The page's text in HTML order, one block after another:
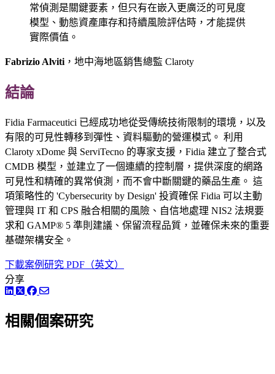
常偵測是關鍵要素，但只有在嵌入更廣泛的可見度
模型、動態資產庫存和持續風險評估時，才能提供
實際價值。
Fabrizio Alviti ，地中海地區銷售總監 Claroty
結論
Fidia Farmaceutici 已經成功地從受傳統技術限制的環境，以及
有限的可見性轉移到彈性、資料驅動的營運模式。 利用
Claroty xDome 與 ServiTecno 的專家支援，Fidia 建立了整合式
CMDB 模型，並建立了一個連續的控制層，提供深度的網路
可見性和精確的異常偵測，而不會中斷關鍵的藥品生產。 這
項策略性的 'Cybersecurity by Design' 投資確保 Fidia 可以主動
管理與 IT 和 CPS 融合相關的風險、自信地處理 NIS2 法規要
求和 GAMP® 5 準則建議、保留流程品質，並確保未來的重要
基礎架構安全。
下載案例研究 PDF（英文）
分享
LinkedIn
TwitterFacebook
相關個案研究